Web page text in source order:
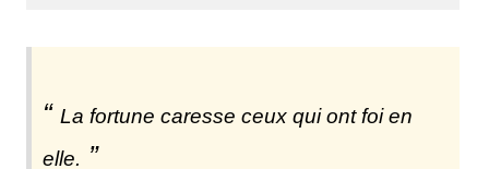
La fortune caresse ceux qui ont foi en
elle.